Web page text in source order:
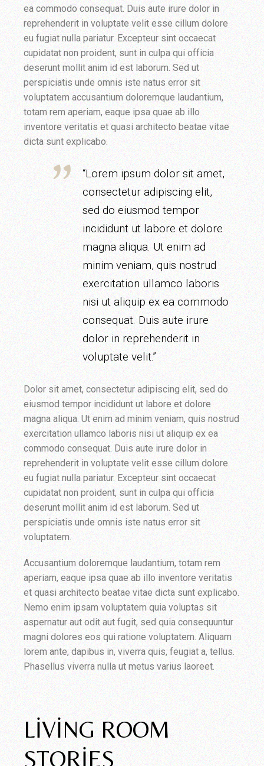
ea commodo consequat. Duis aute irure dolor in
reprehenderit in voluptate velit esse cillum dolore
eu fugiat nulla pariatur. Excepteur sint occaecat
cupidatat non proident, sunt in culpa qui officia
deserunt mollit anim id est laborum. Sed ut
perspiciatis unde omnis iste natus error sit
voluptatem accusantium doloremque laudantium,
totam rem aperiam, eaque ipsa quae ab illo
inventore veritatis et quasi architecto beatae vitae
dicta sunt explicabo.
“Lorem ipsum dolor sit amet,
consectetur adipiscing elit,
sed do eiusmod tempor
incididunt ut labore et dolore
magna aliqua. Ut enim ad
minim veniam, quis nostrud
exercitation ullamco laboris
nisi ut aliquip ex ea commodo
consequat. Duis aute irure
dolor in reprehenderit in
voluptate velit.”
Dolor sit amet, consectetur adipiscing elit, sed do
eiusmod tempor incididunt ut labore et dolore
magna aliqua. Ut enim ad minim veniam, quis nostrud
exercitation ullamco laboris nisi ut aliquip ex ea
commodo consequat. Duis aute irure dolor in
reprehenderit in voluptate velit esse cillum dolore
eu fugiat nulla pariatur. Excepteur sint occaecat
cupidatat non proident, sunt in culpa qui officia
deserunt mollit anim id est laborum. Sed ut
perspiciatis unde omnis iste natus error sit
voluptatem.
Accusantium doloremque laudantium, totam rem
aperiam, eaque ipsa quae ab illo inventore veritatis
et quasi architecto beatae vitae dicta sunt explicabo.
Nemo enim ipsam voluptatem quia voluptas sit
aspernatur aut odit aut fugit, sed quia consequuntur
magni dolores eos qui ratione voluptatem. Aliquam
lorem ante, dapibus in, viverra quis, feugiat a, tellus.
Phasellus viverra nulla ut metus varius laoreet.
LIVING ROOM
STORIES